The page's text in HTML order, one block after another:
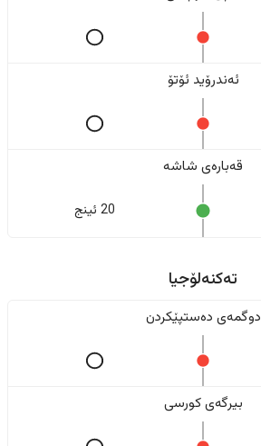
ئەندرۆید ئۆتۆ
قەبارەی شاشە
20 ئینج
تەکنەلۆجیا
دوگمەی دەستپێکردن
بیرگەی کورسی